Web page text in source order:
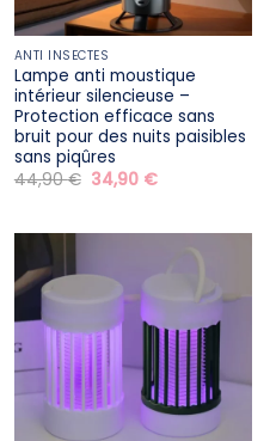
ANTI INSECTES
Lampe anti moustique
intérieur silencieuse –
Protection efficace sans
bruit pour des nuits paisibles
sans piqûres
44,90€ Le
prix
44,90 €.
34,90 €Le
34,90 €.